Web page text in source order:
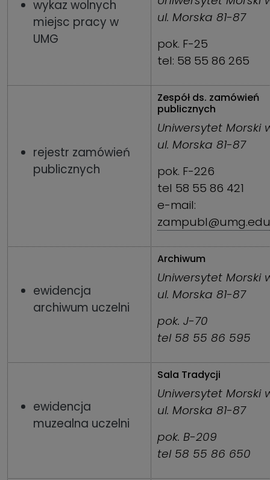
wykaz wolnych
miejsc pracy w
UMG
ul. Morska 81-87
pok. F-25
tel: 58 55 86 265
rejestr zamówień
publicznych
Zespół ds. zamówień
publicznych
Uniwersytet Morski
ul. Morska 81-87
pok. F-226
tel 58 55 86 421
e-mail:
ewidencja
archiwum uczelni
Archiwum
Uniwersytet Morski
ul. Morska 81-87
pok. J-70
tel 58 55 86 595
ewidencja
muzealna uczelni
Sala Tradycji
Uniwersytet Morski
ul. Morska 81-87
pok. B-209
tel 58 55 86 650